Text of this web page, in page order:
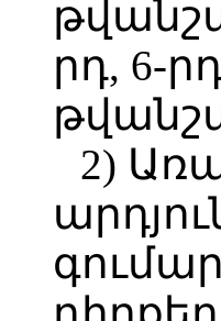
րդ, 6-
2)